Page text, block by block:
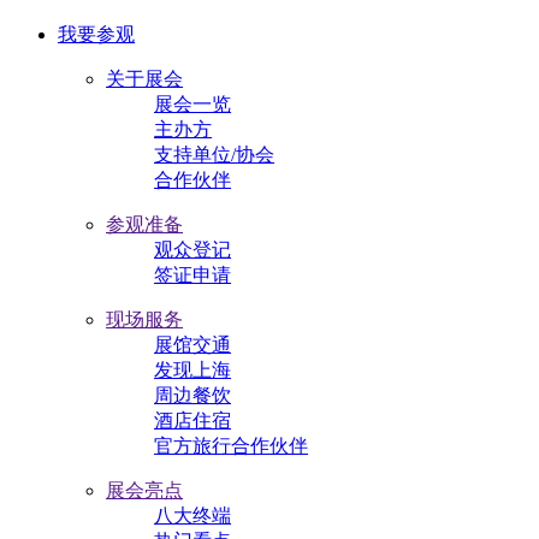
我要参观
关于展会
展会一览
主办方
支持单位/协会
合作伙伴
参观准备
观众登记
签证申请
现场服务
展馆交通
发现上海
周边餐饮
酒店住宿
官方旅行合作伙伴
展会亮点
八大终端